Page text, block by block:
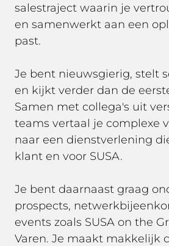
salestraject waarin je
en samenwerkt aan een
past.
Je bent nieuwsgierig, stelt
en kijkt verder dan de
Samen met collega's uit
teams vertaal je complexe
naar een dienstverlening
klant en voor SUSA.
Je bent daarnaast graag
prospects,
events zoals SUSA on the
Varen. Je maakt makkelijk